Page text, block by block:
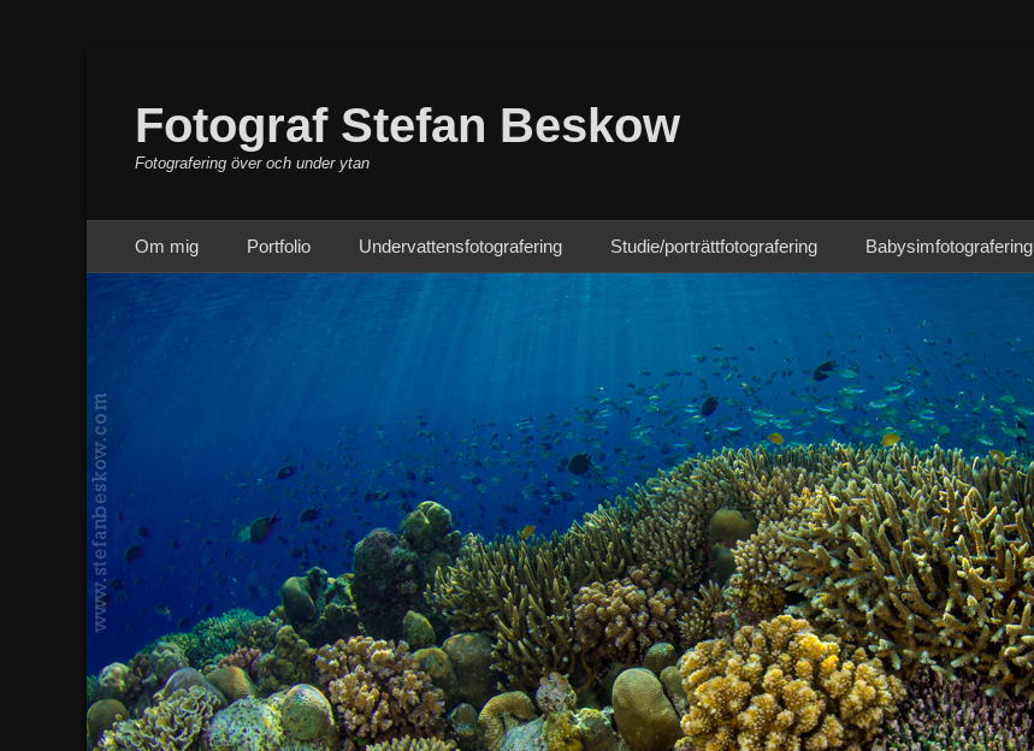
Fotograf Stefan Beskow
Fotografering över och under ytan
Primär meny
innehåll
Om mig Portfolio Undervattensfotografering Studie/porträttfotografering Babysimfotografering